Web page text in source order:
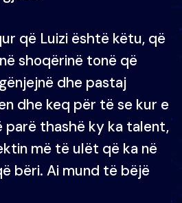
që Luizi është këtu, që
shoqërinë tonë që
dhe pastaj
dhe keq për të se kur e
parë thashë ky ka talent,
më të ulët që ka në
bëri. Ai mund të bëjë